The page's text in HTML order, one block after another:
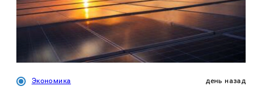
Экономика день назад